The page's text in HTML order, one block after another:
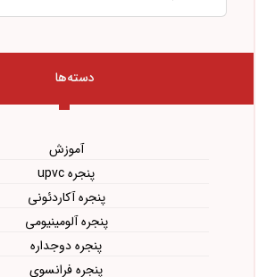
دسته‌ها
آموزش
پنجره upvc
پنجره آکاردئونی
پنجره آلومینیومی
پنجره دوجداره
پنجره فرانسوی